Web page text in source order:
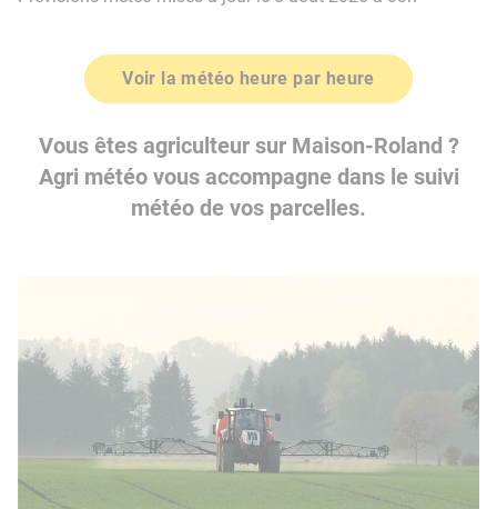
Voir la météo heure par heure
Vous êtes agriculteur sur Maison-Roland ?
Agri météo vous accompagne dans le suivi
météo de vos parcelles.